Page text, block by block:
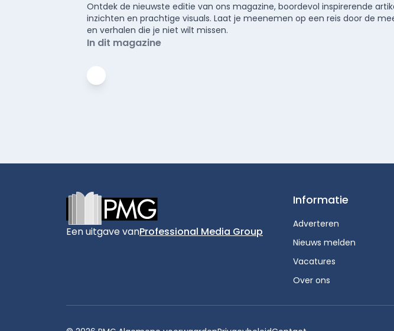
Ontdek de nieuwste editie van ons magazine, boordevol inspirerende
inzichten en prachtige visuals. Laat je meenemen op een reis door de
en verhalen die je niet wilt missen.
In dit magazine
Een uitgave vanProfessional Media Group
Informatie
Adverteren
Nieuws melden
Vacatures
Over ons